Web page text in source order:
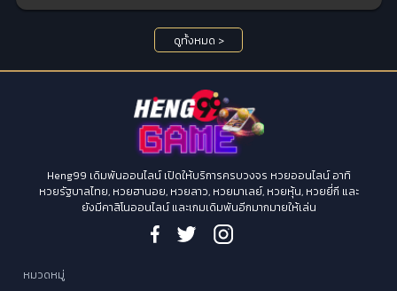
ดูทั้งหมด >
Heng99 เดิมพันออนไลน์ เปิดให้บริการครบวงจร หวยออนไลน์ อาทิ
หวยรัฐบาลไทย, หวยฮานอย, หวยลาว, หวยมาเลย์, หวยหุ้น, หวยยี่กี และ
ยังมีคาสิโนออนไลน์ และเกมเดิมพันอีกมากมายให้เล่น
หมวดหมู่